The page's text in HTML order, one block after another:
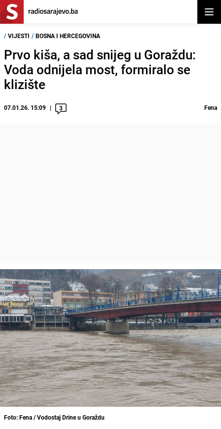
/ VIJESTI / BOSNA I HERCEGOVINA
Prvo kiša, a sad snijeg u Goraždu:
Voda odnijela most, formiralo se
klizište
07.01.26. 15:09 3 Fena
Foto: Fena / Vodostaj Drine u Goraždu